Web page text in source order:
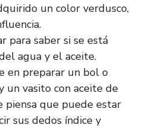
un color verdusco,
para saber si se está
agua y el aceite.
en preparar un bol o
un vasito con aceite de
piensa que puede estar
sus dedos índice y